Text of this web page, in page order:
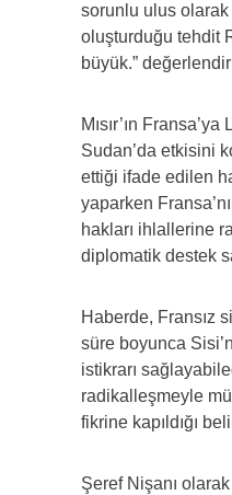
sorunlu ulus olarak
oluşturduğu tehdit
büyük.”
Mısır’ın
Sudan’da etkisini
ettiği ifade edilen
yaparken
hakları ihlallerine
diplomatik destek
Haberde, Fransız
süre boyunca
istikrarı
radikalleşmeyle
fikrine kapıldığı
Şeref Nişanı